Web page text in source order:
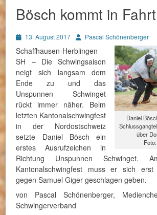
Bösch kommt in Fahrt
Posted13. August 2017 AutorPascal Schönenberger
Daniel
über
Schaffhausen-Herblingen
SH – Die Schwingsaison
neigt sich langsam dem
Ende zu und das
Unspunnen Schwinget
rückt immer näher. Beim
letzten Kantonalschwingfest
in der Nordostschweiz
setzte Daniel Bösch ein
erstes Ausrufzeichen in
Richtung Unspunnen Schwinget.
Kantonalschwingfest muss er sich erst
gegen Samuel Giger geschlagen geben.
von Pascal Schönenberger,
Schwingerverband